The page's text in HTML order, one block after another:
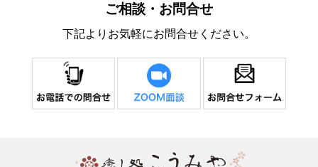
ご相談・お問合せ
下記よりお気軽にお問合せください。